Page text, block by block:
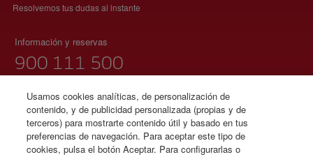
Resolvemos tus dudas al instante
Información y reservas
900 111 500
Lunes a domingo 00:00 – 24:00 horas
91 333 67 01
(teléfono local sin tarificación adicional)
Usamos cookies analíticas, de personalización de
contenido, y de publicidad personalizada (propias y de
terceros) para mostrarte contenido útil y basado en tus
preferencias de navegación. Para aceptar este tipo de
cookies, pulsa el botón Aceptar. Para configurarlas o